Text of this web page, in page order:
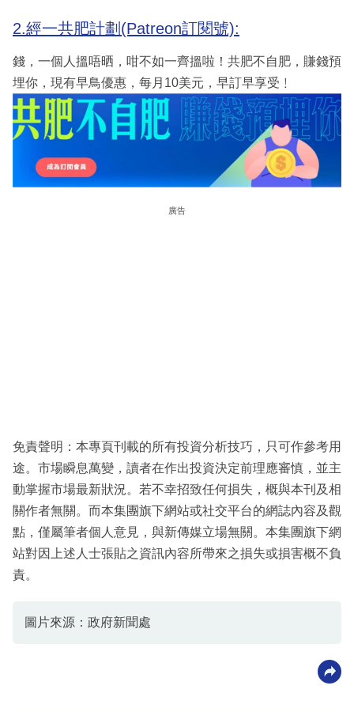
2.經一共肥計劃(Patreon訂閱號):
錢，一個人搵唔晒，咁不如一齊搵啦！共肥不自肥，賺錢預
埋你，現有早鳥優惠，每月10美元，早訂早享受﹗
廣告
免責聲明：本專頁刊載的所有投資分析技巧，只可作參考用
途。市場瞬息萬變，讀者在作出投資決定前理應審慎，並主
動掌握市場最新狀況。若不幸招致任何損失，概與本刊及相
關作者無關。而本集團旗下網站或社交平台的網誌內容及觀
點，僅屬筆者個人意見，與新傳媒立場無關。本集團旗下網
站對因上述人士張貼之資訊內容所帶來之損失或損害概不負
責。
圖片來源：政府新聞處